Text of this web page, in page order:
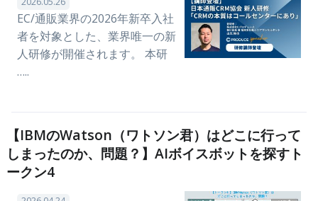
EC/通販業界の2026年新卒入社
者を対象とした、業界唯一の新
人研修が開催されます。 本研
…..
【IBMのWatson（ワトソン君）はどこに行って
しまったのか、問題？】AIボイスボットを探すト
ークン4